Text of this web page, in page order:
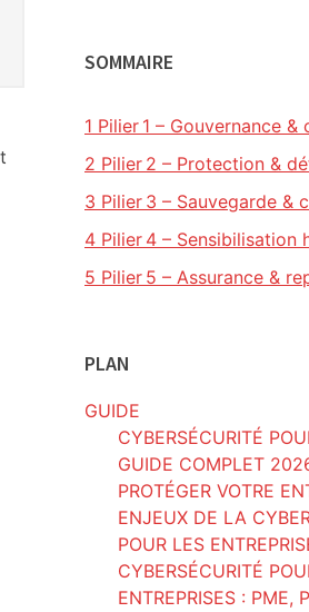
SOMMAIRE
1 Pilier 1 – Gouvernance
2 Pilier 2 – Protection &
3 Pilier 3 – Sauvegarde &
4 Pilier 4 – Sensibilisation
5 Pilier 5 – Assurance &
PLAN
GUIDE
CYBERSÉCURITÉ
GUIDE COMPLET
PROTÉGER VOTRE
ENJEUX DE LA
POUR LES
CYBERSÉCURITÉ
ENTREPRISES : PME,